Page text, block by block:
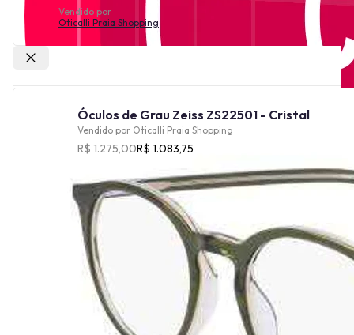
Vendido por
Oticalli Praia Shopping
Óculos de Grau Zeiss ZS22501 - Cristal
Vendido por Oticalli Praia Shopping
R$ 1.275,00R$ 1.083,75
Provador Virtual
INDISPONÍVEL